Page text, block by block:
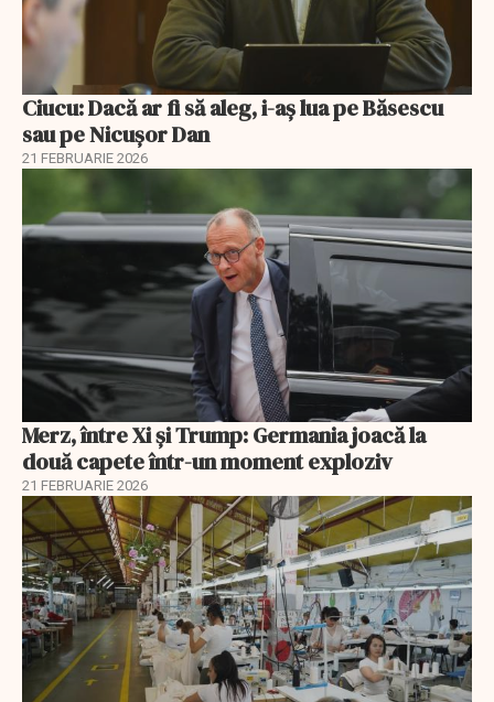
Ciucu: Dacă ar fi să aleg, i-aș lua pe Băsescu
sau pe Nicușor Dan
21 FEBRUARIE 2026
Merz, între Xi și Trump: Germania joacă la
două capete într-un moment exploziv
21 FEBRUARIE 2026